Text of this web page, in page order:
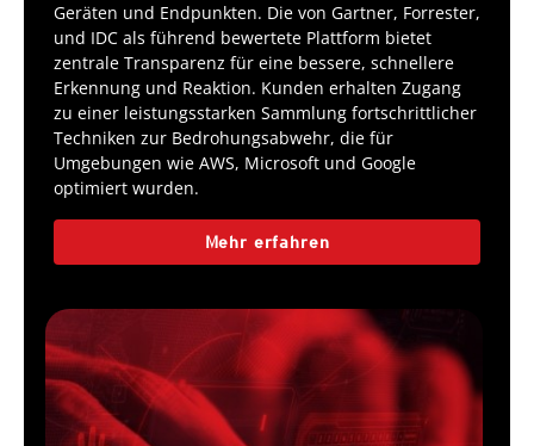
Geräten und Endpunkten. Die von Gartner, Forrester,
und IDC als führend bewertete Plattform bietet
zentrale Transparenz für eine bessere, schnellere
Erkennung und Reaktion. Kunden erhalten Zugang
zu einer leistungsstarken Sammlung fortschrittlicher
Techniken zur Bedrohungsabwehr, die für
Umgebungen wie AWS, Microsoft und Google
optimiert wurden.­­­
Mehr erfahren